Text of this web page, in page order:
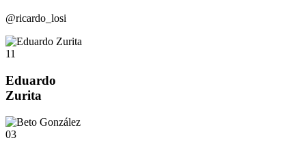
@ricardo_losi
11
Eduardo
Zurita
03